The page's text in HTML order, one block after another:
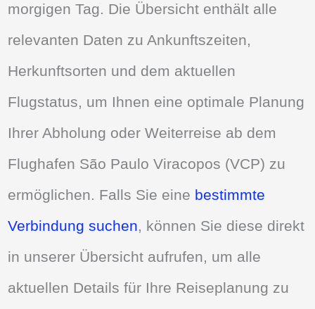
morgigen Tag. Die Übersicht enthält alle
relevanten Daten zu Ankunftszeiten,
Herkunftsorten und dem aktuellen
Flugstatus, um Ihnen eine optimale Planung
Ihrer Abholung oder Weiterreise ab dem
Flughafen São Paulo Viracopos (VCP) zu
ermöglichen. Falls Sie eine bestimmte
Verbindung suchen, können Sie diese direkt
in unserer Übersicht aufrufen, um alle
aktuellen Details für Ihre Reiseplanung zu